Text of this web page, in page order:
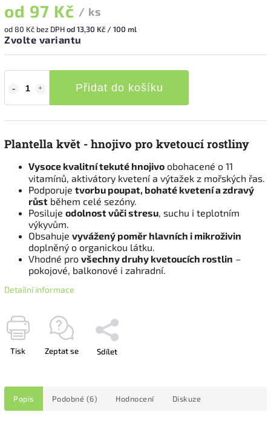
od 97 Kč / ks
od80 Kč bez DPHod 13,30 Kč / 100 ml
Zvolte variantu
Přidat do košíku
Plantella květ - hnojivo pro kvetoucí rostliny
Vysoce kvalitní tekuté hnojivo obohacené o 11
vitamínů, aktivátory kvetení a výtažek z mořských řas.
Podporuje tvorbu poupat, bohaté kvetení a zdravý
růst během celé sezóny.
Posiluje odolnost vůči stresu , suchu i teplotním
výkyvům.
Obsahuje vyvážený poměr hlavních i mikroživin
doplněný o organickou látku.
Vhodné pro všechny druhy kvetoucích rostlin –
pokojové, balkonové i zahradní.
Detailní informace
Tisk Zeptat se Sdílet
Popis Podobné (6) Hodnocení Diskuze